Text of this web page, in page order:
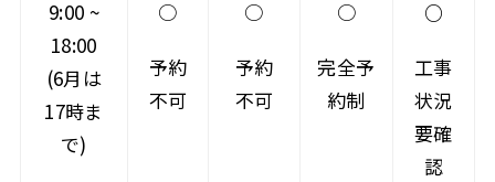
9:00 ~
18:00
(6月は
17時ま
で)
○
予約
不可
○
予約
不可
○
完全予
約制
○
工事
状況
要確
認